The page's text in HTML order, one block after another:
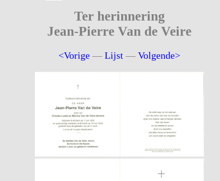
Ter herinnering
Jean-Pierre Van de Veire
<Vorige —Lijst —Volgende>